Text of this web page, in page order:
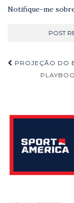
Notifique-me
PROJEÇÃO DO